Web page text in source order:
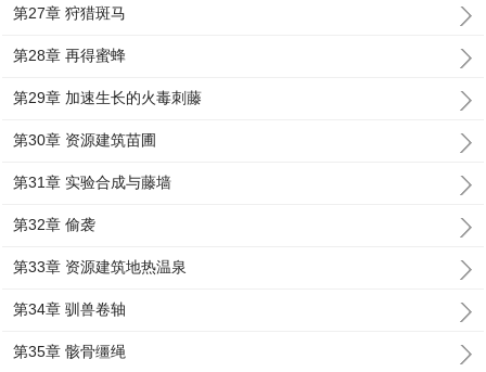
第27章 狩猎斑马
第28章 再得蜜蜂
第29章 加速生长的火毒刺藤
第30章 资源建筑苗圃
第31章 实验合成与藤墙
第32章 偷袭
第33章 资源建筑地热温泉
第34章 驯兽卷轴
第35章 骸骨缰绳